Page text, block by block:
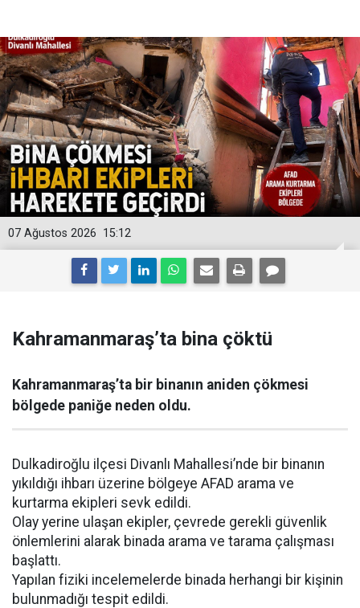
15:12
07 Ağustos 2026
Kahramanmaraş’ta bina çöktü
Kahramanmaraş’ta bir binanın aniden çökmesi
bölgede paniğe neden oldu.
Dulkadiroğlu ilçesi Divanlı Mahallesi’nde bir binanın
yıkıldığı ihbarı üzerine bölgeye AFAD arama ve
kurtarma ekipleri sevk edildi.
Olay yerine ulaşan ekipler, çevrede gerekli güvenlik
önlemlerini alarak binada arama ve tarama çalışması
başlattı.
Yapılan fiziki incelemelerde binada herhangi bir kişinin
bulunmadığı tespit edildi.